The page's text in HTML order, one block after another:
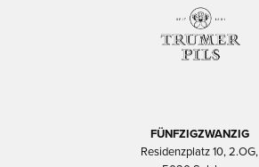
FÜNFZIGZWANZIG
Residenzplatz 10, 2.OG,